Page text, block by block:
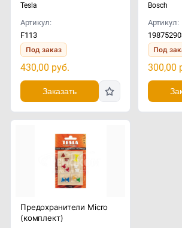
Tesla
Артикул:
F113
Под заказ
430,00 руб.
Заказать
Bosch
Артикул:
Под
300,00
Предохранители Micro
(комплект)